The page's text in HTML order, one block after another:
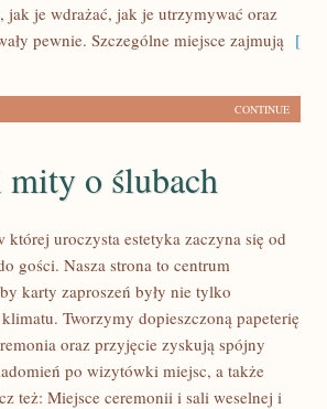
jak je wdrażać, jak je utrzymywać oraz
pewnie. Szczególne miejsce zajmują [
CONTINUE
o ślubach
uroczysta estetyka zaczyna się od
gości. Nasza strona to centrum
karty zaproszeń były nie tylko
Tworzymy dopieszczoną papeterię
oraz przyjęcie zyskują spójny
po wizytówki miejsc, a także
też: Miejsce ceremonii i sali weselnej i